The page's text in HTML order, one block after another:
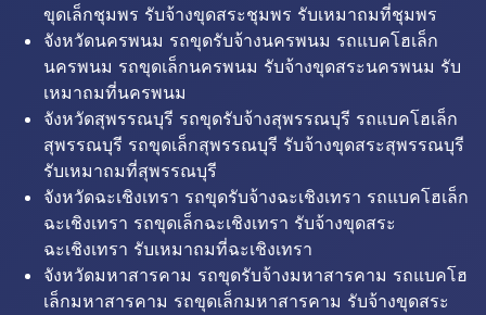
ขุดเล็กชุมพร รับจ้างขุดสระชุมพร รับเหมาถมที่ชุมพร
จังหวัดนครพนม รถขุดรับจ้างนครพนม รถแบคโฮเล็ก
นครพนม รถขุดเล็กนครพนม รับจ้างขุดสระนครพนม รับ
เหมาถมที่นครพนม
จังหวัดสุพรรณบุรี รถขุดรับจ้างสุพรรณบุรี รถแบคโฮเล็ก
สุพรรณบุรี รถขุดเล็กสุพรรณบุรี รับจ้างขุดสระสุพรรณบุรี
รับเหมาถมที่สุพรรณบุรี
จังหวัดฉะเชิงเทรา รถขุดรับจ้างฉะเชิงเทรา รถแบคโฮเล็ก
ฉะเชิงเทรา รถขุดเล็กฉะเชิงเทรา รับจ้างขุดสระ
ฉะเชิงเทรา รับเหมาถมที่ฉะเชิงเทรา
จังหวัดมหาสารคาม รถขุดรับจ้างมหาสารคาม รถแบคโฮ
เล็กมหาสารคาม รถขุดเล็กมหาสารคาม รับจ้างขุดสระ